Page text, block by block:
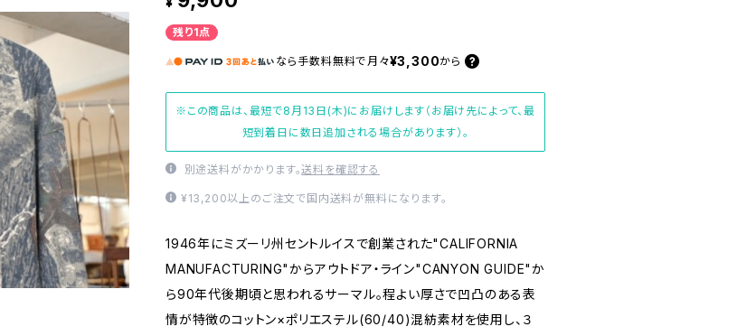
残り1点
なら 手数料無料で 月々¥3,300から
※この商品は、最短で8月13日(木)にお届けします（お届け先によって、最
短到着日に数日追加される場合があります）。
別途送料がかかります。送料を確認する
¥13,200以上のご注文で国内送料が無料になります。
1946年にミズーリ州セントルイスで創業された"CALIFORNIA
MANUFACTURING"からアウトドア・ライン"CANYON GUIDE"か
ら90年代後期頃と思われるサーマル。程よい厚さで凹凸のある表
情が特徴のコットン×ポリエステル(60/40)混紡素材を使用し、３